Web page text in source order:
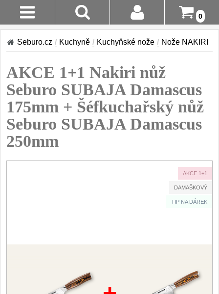
0
Stav
Objednávky
Doručení A
Platba
Vrácení Do
14 Dnů
Reklamace
KUCHYNĚ
Kuchyňské nože
Sady kuchyňských nožů 9
Šéfkuchařské nože 30
Univerzální nože50
Nože na ovoce a zeleninu
Seburo.cz / Kuchyně / Kuchyňské nože / Nože NAKIRI
AKCE 1+1 Nakiri nůž
Seburo SUBAJA Damascus
175mm + Šéfkuchařský nůž
Seburo SUBAJA Damascus
250mm
AKCE 1+1
DAMAŠKOVÝ
TIP NA DÁREK